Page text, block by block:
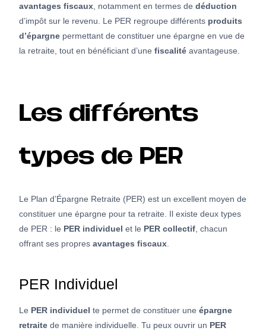
avantages fiscaux , notamment en termes de déduction
d’impôt sur le revenu. Le PER regroupe différents produits
d’épargne permettant de constituer une épargne en vue de
la retraite, tout en bénéficiant d’une fiscalité avantageuse.
Les différents
types de PER
Le Plan d’Épargne Retraite (PER) est un excellent moyen de
constituer une épargne pour ta retraite. Il existe deux types
de PER : le PER individuel et le PER collectif , chacun
offrant ses propres avantages fiscaux
PER Individuel
Le PER individuel te permet de constituer une épargne
retraite de manière individuelle. Tu peux ouvrir un PER